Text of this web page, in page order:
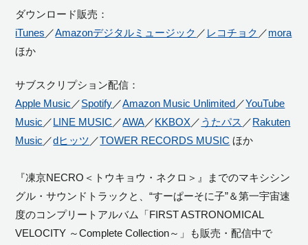
ダウンロード販売：
iTunes ／Amazonデジタルミュージック ／ レコチョク ／mora
ほか
サブスクリプション配信：
Apple Music ／Spotify／Amazon Music Unlimited／YouTube
Music ／LINE MUSIC ／AWA／KKBOX／ うたパス ／Rakuten
Music ／dヒッツ ／TOWER RECORDS MUSIC ほか
『凍京NECRO＜トウキョウ・ネクロ＞』までのマキシシン
グル・サウンドトラックと、“すーぱーそに子”＆第一宇宙速
度のコンプリートアルバム「FIRST ASTRONOMICAL
VELOCITY ～Complete Collection～」も販売・配信中で